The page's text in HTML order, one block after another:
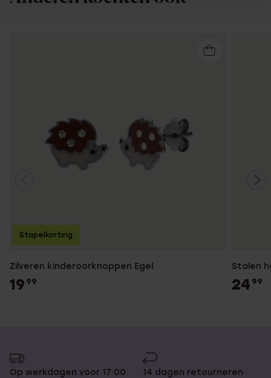
Zilveren kinderoorknoppen Egel
19 99
Stapelkorting
Stalen
24 99
Op werkdagen voor 17:00
14 dagen retourneren